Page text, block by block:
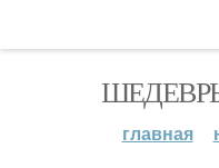
главная